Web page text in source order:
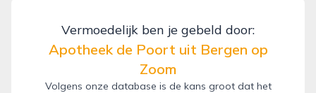
Vermoedelijk ben je gebeld door:
Apotheek de Poort uit Bergen op
Zoom
Volgens onze database is de kans groot dat het